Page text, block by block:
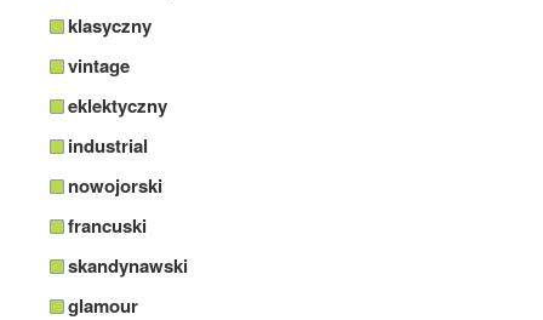
klasyczny
vintage
eklektyczny
industrial
nowojorski
francuski
skandynawski
glamour